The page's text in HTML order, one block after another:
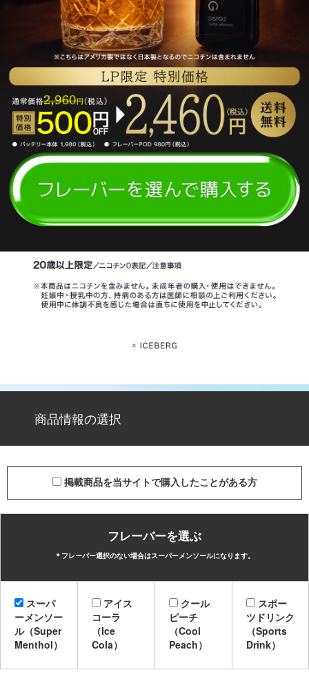
商品情報の選択
掲載商品を当サイトで購入したことがある方
フレーバーを選ぶ
＊フレーバー選択のない場合はスーパーメンソールになります。
スーパ
ーメンソー
ル（Super
Menthol）
アイス
コーラ
（Ice
Cola）
クール
ピーチ
（Cool
Peach）
スポー
ツドリンク
（Sports
Drink）